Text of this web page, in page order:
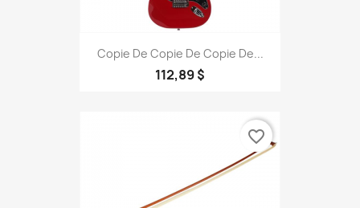
Copie De Copie De Copie De...
112,89 $
favorite_border